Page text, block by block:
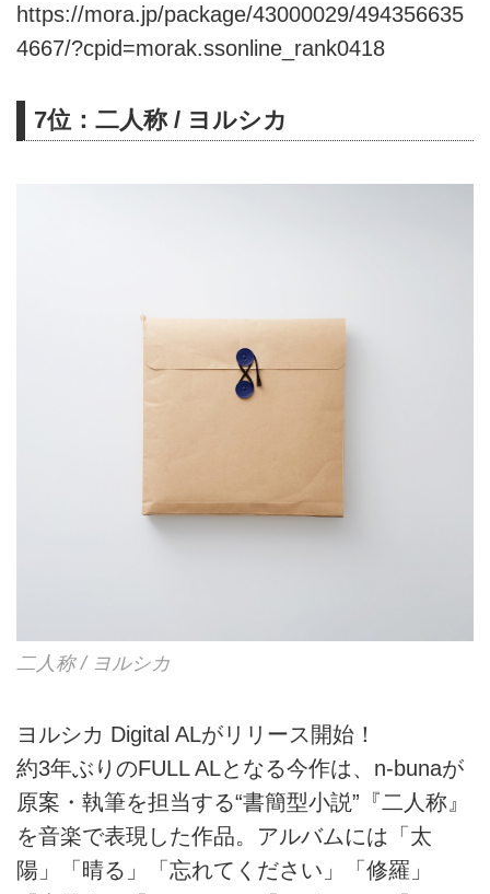
https://mora.jp/package/43000029/494356635
4667/?cpid=morak.ssonline_rank0418
7位：二人称 / ヨルシカ
二人称 / ヨルシカ
ヨルシカ Digital ALがリリース開始！
約3年ぶりのFULL ALとなる今作は、n-bunaが
原案・執筆を担当する“書簡型小説”『二人称』
を音楽で表現した作品。アルバムには「太
陽」「晴る」「忘れてください」「修羅」